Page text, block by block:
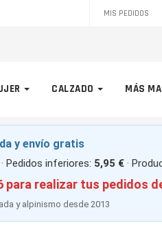
MIS PEDIDOS
CALZADO MÁS
y envío gratis
Pedidos inferiores: 5,95 €·
para realizar tus pedidos
y alpinismo desde 2013